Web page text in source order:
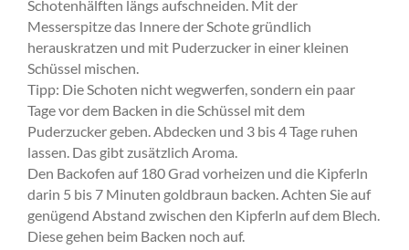
Schotenhälften längs aufschneiden. Mit der
Messerspitze das Innere der Schote gründlich
herauskratzen und mit Puderzucker in einer kleinen
Schüssel mischen.
Tipp: Die Schoten nicht wegwerfen, sondern ein paar
Tage vor dem Backen in die Schüssel mit dem
Puderzucker geben. Abdecken und 3 bis 4 Tage ruhen
lassen. Das gibt zusätzlich Aroma.
Den Backofen auf 180 Grad vorheizen und die Kipferln
darin 5 bis 7 Minuten goldbraun backen. Achten Sie auf
genügend Abstand zwischen den Kipferln auf dem Blech.
Diese gehen beim Backen noch auf.